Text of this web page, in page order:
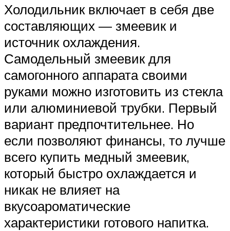
Холодильник включает в себя две
составляющих — змеевик и
источник охлаждения.
Самодельный змеевик для
самогонного аппарата своими
руками можно изготовить из стекла
или алюминиевой трубки. Первый
вариант предпочтительнее. Но
если позволяют финансы, то лучше
всего купить медный змеевик,
который быстро охлаждается и
никак не влияет на
вкусоароматические
характеристики готового напитка.